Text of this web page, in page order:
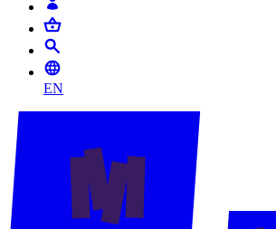
EN